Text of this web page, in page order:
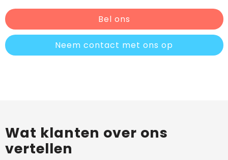
Bel ons
Neem contact met ons op
Wat klanten over ons
vertellen